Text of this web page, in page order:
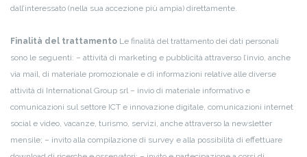
dall’interessato (nella sua accezione più ampia) direttamente.
Finalità del trattamento Le finalità del trattamento dei dati personali
sono le seguenti: – attività di marketing e pubblicità attraverso l’invio, anche
via mail, di materiale promozionale e di informazioni relative alle diverse
attività di International Group srl – invio di materiale informativo e
comunicazioni sul settore ICT e innovazione digitale, comunicazioni internet
social e video, vacanze, turismo, servizi, anche attraverso la newsletter
mensile; – invito alla compilazione di survey e alla possibilità di effettuare